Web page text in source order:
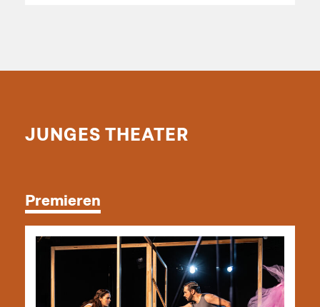
JUNGES THEATER
Premieren